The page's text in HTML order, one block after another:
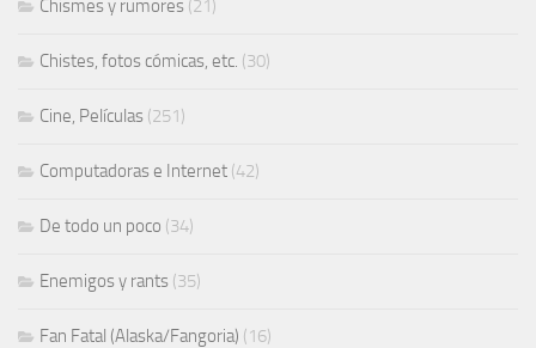
Chismes y rumores (21)
Chistes, fotos cómicas, etc. (30)
Cine, Películas (251)
Computadoras e Internet (42)
De todo un poco (34)
Enemigos y rants (35)
Fan Fatal (Alaska/Fangoria) (16)